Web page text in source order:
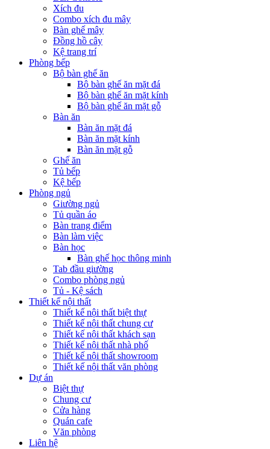
Xích đu
Combo xích đu mây
Bàn ghế mây
Đồng hồ cây
Kệ trang trí
Phòng bếp
Bộ bàn ghế ăn
Bộ bàn ghế ăn mặt đá
Bộ bàn ghế ăn mặt kính
Bộ bàn ghế ăn mặt gỗ
Bàn ăn
Bàn ăn mặt đá
Bàn ăn mặt kính
Bàn ăn mặt gỗ
Ghế ăn
Tủ bếp
Kệ bếp
Phòng ngủ
Giường ngủ
Tủ quần áo
Bàn trang điểm
Bàn làm việc
Bàn học
Bàn ghế học thông minh
Tab đầu giường
Combo phòng ngủ
Tủ - Kệ sách
Thiết kế nội thất
Thiết kế nội thất biệt thự
Thiết kế nội thất chung cư
Thiết kế nội thất khách sạn
Thiết kế nội thất nhà phố
Thiết kế nội thất showroom
Thiết kế nội thất văn phòng
Dự án
Biệt thự
Chung cư
Cửa hàng
Quán cafe
Văn phòng
Liên hệ